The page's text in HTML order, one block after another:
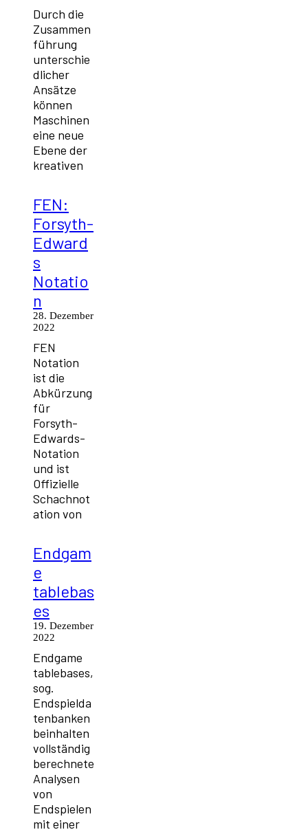
Durch die
Zusammen
führung
unterschie
dlicher
Ansätze
können
Maschinen
eine neue
Ebene der
kreativen
FEN:
Forsyth-
Edward
s
Notatio
n
28. Dezember
2022
FEN
Notation
ist die
Abkürzung
für
Forsyth-
Edwards-
Notation
und ist
Offizielle
Schachnot
ation von
Endgam
e
tablebas
es
19. Dezember
2022
Endgame
tablebases,
sog.
Endspielda
tenbanken
beinhalten
vollständig
berechnete
Analysen
von
Endspielen
mit einer